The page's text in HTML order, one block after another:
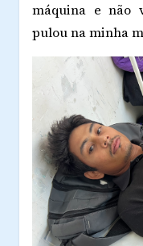
máquina e não
pulou na minha